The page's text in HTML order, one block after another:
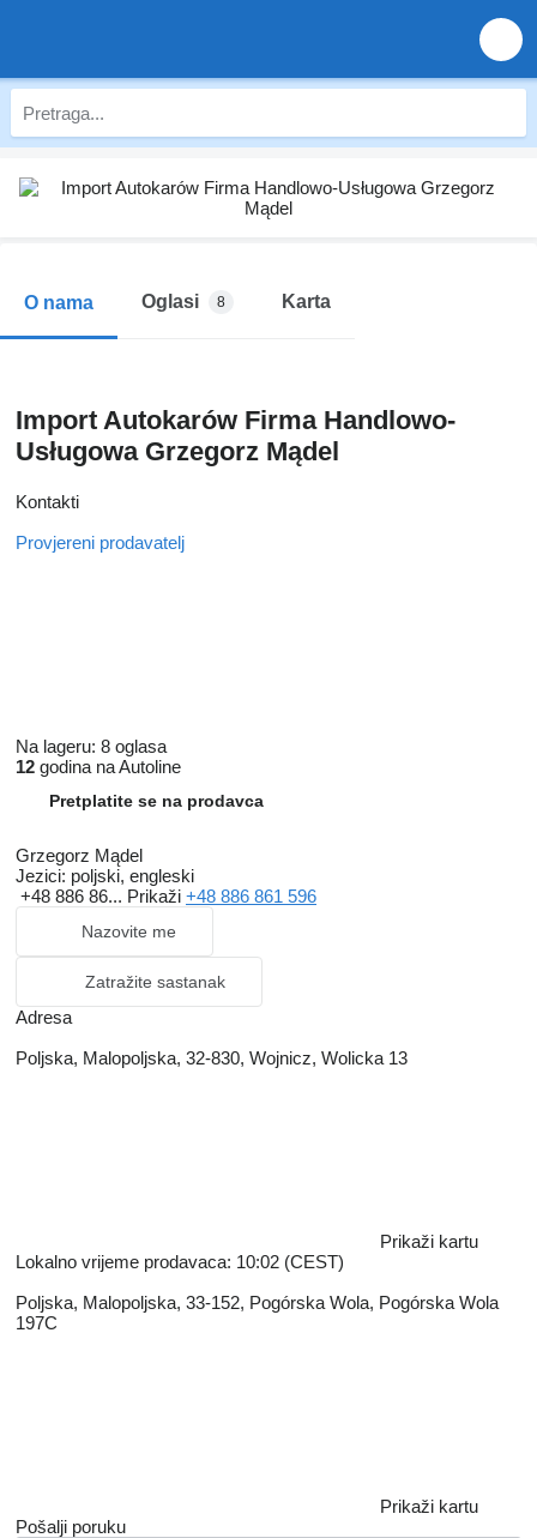
O nama Oglasi 8 Karta
Import Autokarów Firma Handlowo-
Usługowa Grzegorz Mądel
Kontakti
Provjereni prodavatelj
Na lageru: 8 oglasa
12 godina na Autoline
Pretplatite se na prodavca
Grzegorz Mądel
Jezici: poljski, engleski
+48 886 86... Prikaži +48 886 861 596
Nazovite me
Zatražite sastanak
Adresa
Poljska, Malopoljska, 32-830, Wojnicz, Wolicka 13
Prikaži kartu
Lokalno vrijeme prodavaca: 10:02 (CEST)
Poljska, Malopoljska, 33-152, Pogórska Wola, Pogórska Wola
197C
Prikaži kartu
Pošalji poruku